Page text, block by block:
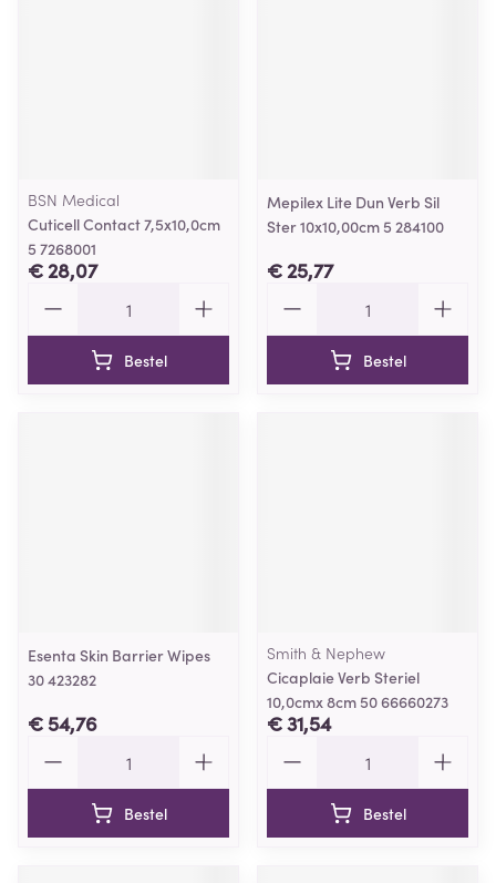
BSN Medical
Cuticell Contact 7,5x10,0cm
5 7268001
€ 28,07
Bestel
Mepilex Lite Dun Verb Sil
Ster 10x10,00cm 5 284100
€ 25,77
Bestel
Esenta Skin Barrier Wipes
30 423282
€ 54,76
Bestel
Smith & Nephew
Cicaplaie Verb Steriel
10,0cmx 8cm 50 66660273
€ 31,54
Bestel